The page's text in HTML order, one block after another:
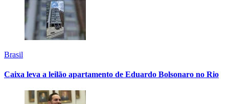
Brasil
Caixa leva a leilão apartamento de Eduardo Bolsonaro no Rio